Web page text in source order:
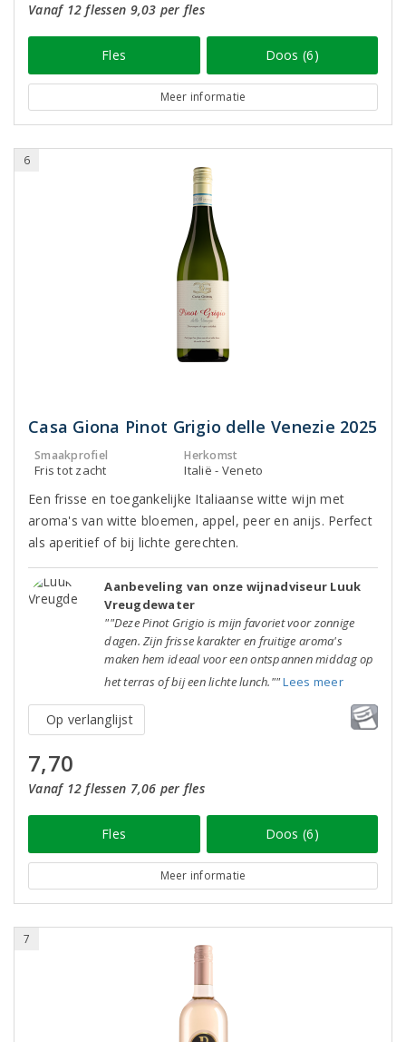
Vanaf 12 flessen 9,03 per fles
Fles Doos (6)
Meer informatie
6
Casa Giona Pinot Grigio delle Venezie 2025
Smaakprofiel
Fris tot zacht
Herkomst
Italië - Veneto
Een frisse en toegankelijke Italiaanse witte wijn met
aroma's van witte bloemen, appel, peer en anijs. Perfect
als aperitief of bij lichte gerechten.
Aanbeveling van onze wijnadviseur Luuk
Vreugdewater
""Deze Pinot Grigio is mijn favoriet voor zonnige
dagen. Zijn frisse karakter en fruitige aroma's
maken hem ideaal voor een ontspannen middag op
het terras of bij een lichte lunch.""Lees meer
Op verlanglijst
7,70
Vanaf 12 flessen 7,06 per fles
Fles Doos (6)
Meer informatie
7